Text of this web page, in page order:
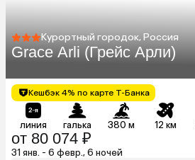
Курортный городок, Россия
Grace Arli (Грейс Арли)
Кешбэк 4% по карте Т-Банка
линия галька 380 м 12 км
от 80 074 ₽
31 янв. - 6 февр., 6 ночей